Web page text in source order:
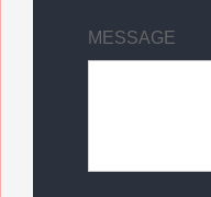
MESSAGE